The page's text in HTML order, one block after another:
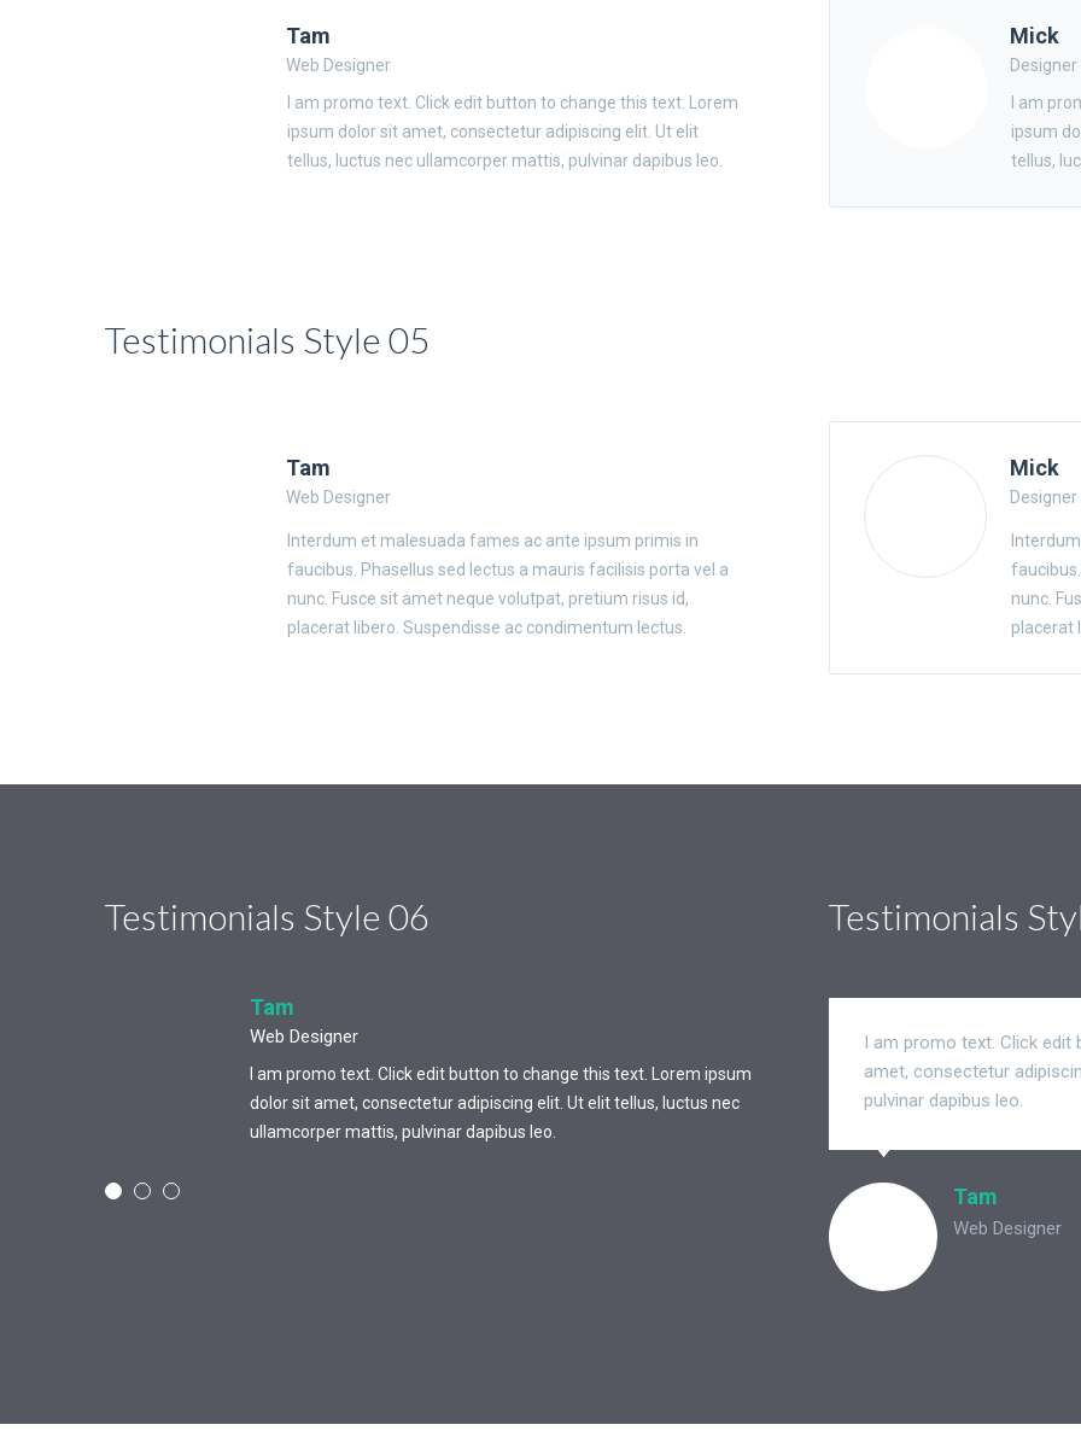
I am promo text. Click edit button to change this text. Lorem
ipsum dolor sit amet, consectetur adipiscing elit. Ut elit
tellus, luctus nec ullamcorper mattis, pulvinar dapibus leo.
Tam
Web Designer
I am
ipsum
tellus,
Mick
Designer
Testimonials Style 05
Interdum et malesuada fames ac ante ipsum primis in
faucibus. Phasellus sed lectus a mauris facilisis porta vel a
nunc. Fusce sit amet neque volutpat, pretium risus id,
placerat libero. Suspendisse ac condimentum lectus.
Tam
Web Designer
nunc.
placerat
Mick
Designer
Testimonials Style 06
I am promo text. Click edit button to change this text. Lorem ipsum
dolor sit amet, consectetur adipiscing elit. Ut elit tellus, luctus nec
ullamcorper mattis, pulvinar dapibus leo.
Tam
Web Designer
I am promo text.
dolor sit amet,
Web Designer
Testimonials
I am promo text. Click
amet, consectetur
pulvinar dapibus leo.
Tam
Web Designer